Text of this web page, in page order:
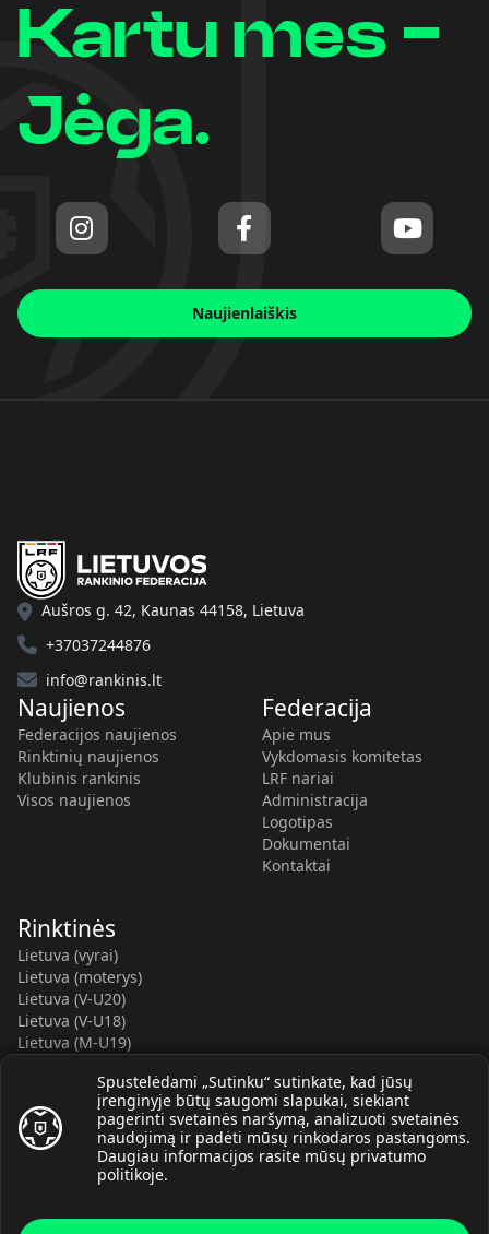
Kartu mes -
Jėga.
Naujienlaiškis
Spustelėdami „Sutinku“ sutinkate, kad jūsų
įrenginyje būtų saugomi slapukai, siekiant
pagerinti svetainės naršymą, analizuoti svetainės
naudojimą ir padėti mūsų rinkodaros pastangoms.
Daugiau informacijos rasite mūsų privatumo
politikoje.
Aušros g. 42, Kaunas 44158, Lietuva
+37037244876
info@rankinis.lt
Naujienos
Federacijos naujienos
Rinktinių naujienos
Klubinis rankinis
Visos naujienos
Federacija
Apie mus
Vykdomasis komitetas
LRF nariai
Administracija
Logotipas
Dokumentai
Kontaktai
Rinktinės
Lietuva (vyrai)
Lietuva (moterys)
Lietuva (V-U20)
Lietuva (V-U18)
Lietuva (M-U19)
Lietuva (M-U16)